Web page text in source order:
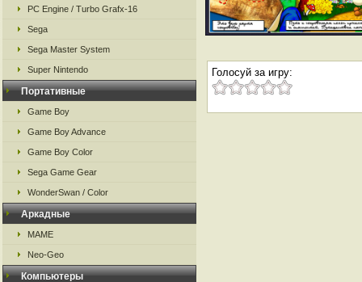
PC Engine / Turbo Grafx-16
Sega
Sega Master System
Super Nintendo
Портативные
Game Boy
Game Boy Advance
Game Boy Color
Sega Game Gear
WonderSwan / Color
Аркадные
MAME
Neo-Geo
Компьютеры
Голосуй за игру: